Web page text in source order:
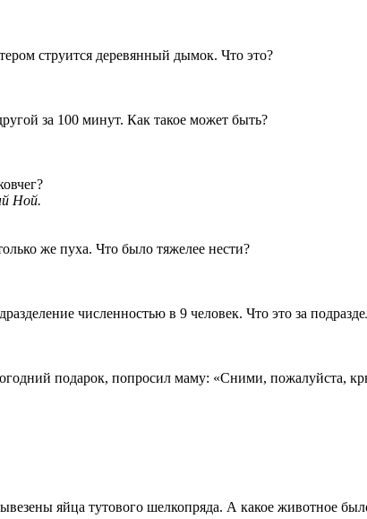
струится деревянный дымок. Что это?
за 100 минут. Как такое может быть?
Ной.
же пуха. Что было тяжелее нести?
численностью в 9 человек. Что это за
подарок, попросил маму: «Сними, пожалуйста,
яйца тутового шелкопряда. А какое животное